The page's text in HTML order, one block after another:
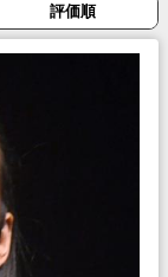
評価順